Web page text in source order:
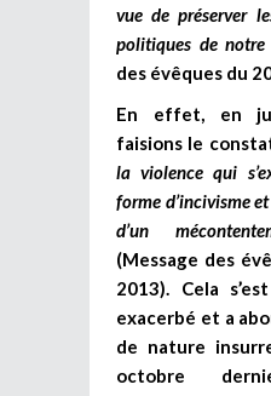
vue de préserver
politiques de notre
des évêques du
En effet, en
faisions le
la violence qui
forme d’incivisme
d’un
(Message des
2013). Cela
exacerbé et a
de nature
octobre